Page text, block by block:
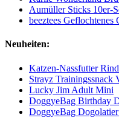
Aumüller Sticks 10er-
beeztees Geflochtenes
Neuheiten:
Katzen-Nassfutter
Strayz Trainingssnack
Lucky Jim Adult Mini
DoggyeBag Birthday
DoggyeBag